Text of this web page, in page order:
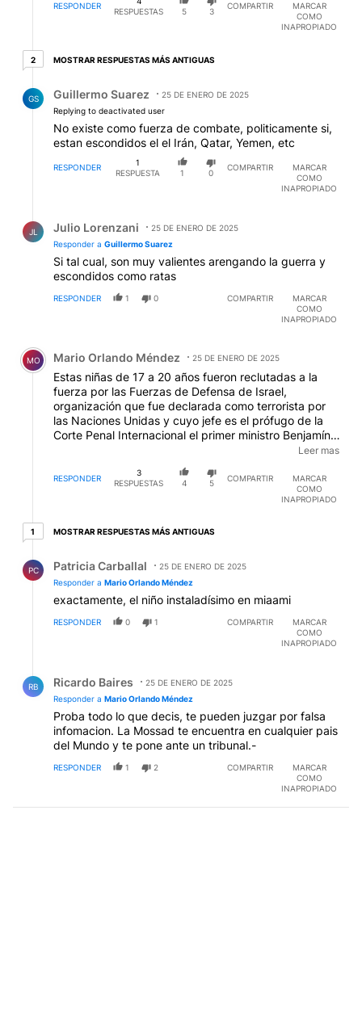
RESPONDER
RESPUESTAS
5 3
COMPARTIR
MARCAR
COMO
INAPROPIADO
22 respuestas más antiguas
MOSTRAR RESPUESTAS MÁS ANTIGUAS
GS Guillermo Suarez
25 DE ENERO DE 2025
Replying to deactivated user
No existe como fuerza de combate, politicamente si,
estan escondidos el el Irán, Qatar, Yemen, etc
RESPONDER
1
RESPUESTA
1 0
COMPARTIR
MARCAR
COMO
INAPROPIADO
JL Julio Lorenzani
25 DE ENERO DE 2025
Responder a Guillermo Suarez
Si tal cual, son muy valientes arengando la guerra y
escondidos como ratas
RESPONDER 1 0 COMPARTIR
MARCAR
COMO
INAPROPIADO
Comentario de Mario Orlando Méndez.
MO Mario Orlando Méndez 25 DE ENERO DE 2025
Estas niñas de 17 a 20 años fueron reclutadas a la
fuerza por las Fuerzas de Defensa de Israel,
organización que fue declarada como terrorista por
las Naciones Unidas y cuyo jefe es el prófugo de la
Corte Penal Internacional el primer ministro Benjamín
Netanyahu que enfrenta cargos por haber cometido
genocidio, mientras su hijo de 33 años esta en Miami
y cuya custodia paga el estado de Israel, peor no se
Leer mas
RESPONDER
3
RESPUESTAS
4 5
COMPARTIR
MARCAR
COMO
INAPROPIADO
11 respuesta más antiguas
MOSTRAR RESPUESTAS MÁS ANTIGUAS
PC Patricia Carballal
25 DE ENERO DE 2025
Responder a Mario Orlando Méndez
exactamente, el niño instaladísimo en miaami
RESPONDER 0 1 COMPARTIR
MARCAR
COMO
INAPROPIADO
RB Ricardo Baires
25 DE ENERO DE 2025
Responder a Mario Orlando Méndez
Proba todo lo que decis, te pueden juzgar por falsa
infomacion. La Mossad te encuentra en cualquier pais
del Mundo y te pone ante un tribunal.-
RESPONDER 1 2 COMPARTIR
MARCAR
COMO
INAPROPIADO